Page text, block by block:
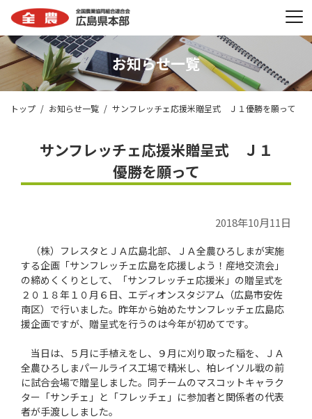
お知らせ一覧
トップ お知らせ一覧 サンフレッチェ応援米贈呈式 Ｊ１優勝を願って
サンフレッチェ応援米贈呈式 Ｊ１
優勝を願って
2018年10月11日
（株）フレスタとＪＡ広島北部、ＪＡ全農ひろしまが実施
する企画「サンフレッチェ広島を応援しよう！産地交流会」
の締めくくりとして、「サンフレッチェ応援米」の贈呈式を
２０１８年１０月６日、エディオンスタジアム（広島市安佐
南区）で行いました。昨年から始めたサンフレッチェ広島応
援企画ですが、贈呈式を行うのは今年が初めてです。
当日は、５月に手植えをし、９月に刈り取った稲を、ＪＡ
全農ひろしまパールライス工場で精米し、柏レイソル戦の前
に試合会場で贈呈しました。同チームのマスコットキャラク
ター「サンチェ」と「フレッチェ」に参加者と関係者の代表
者が手渡ししました。